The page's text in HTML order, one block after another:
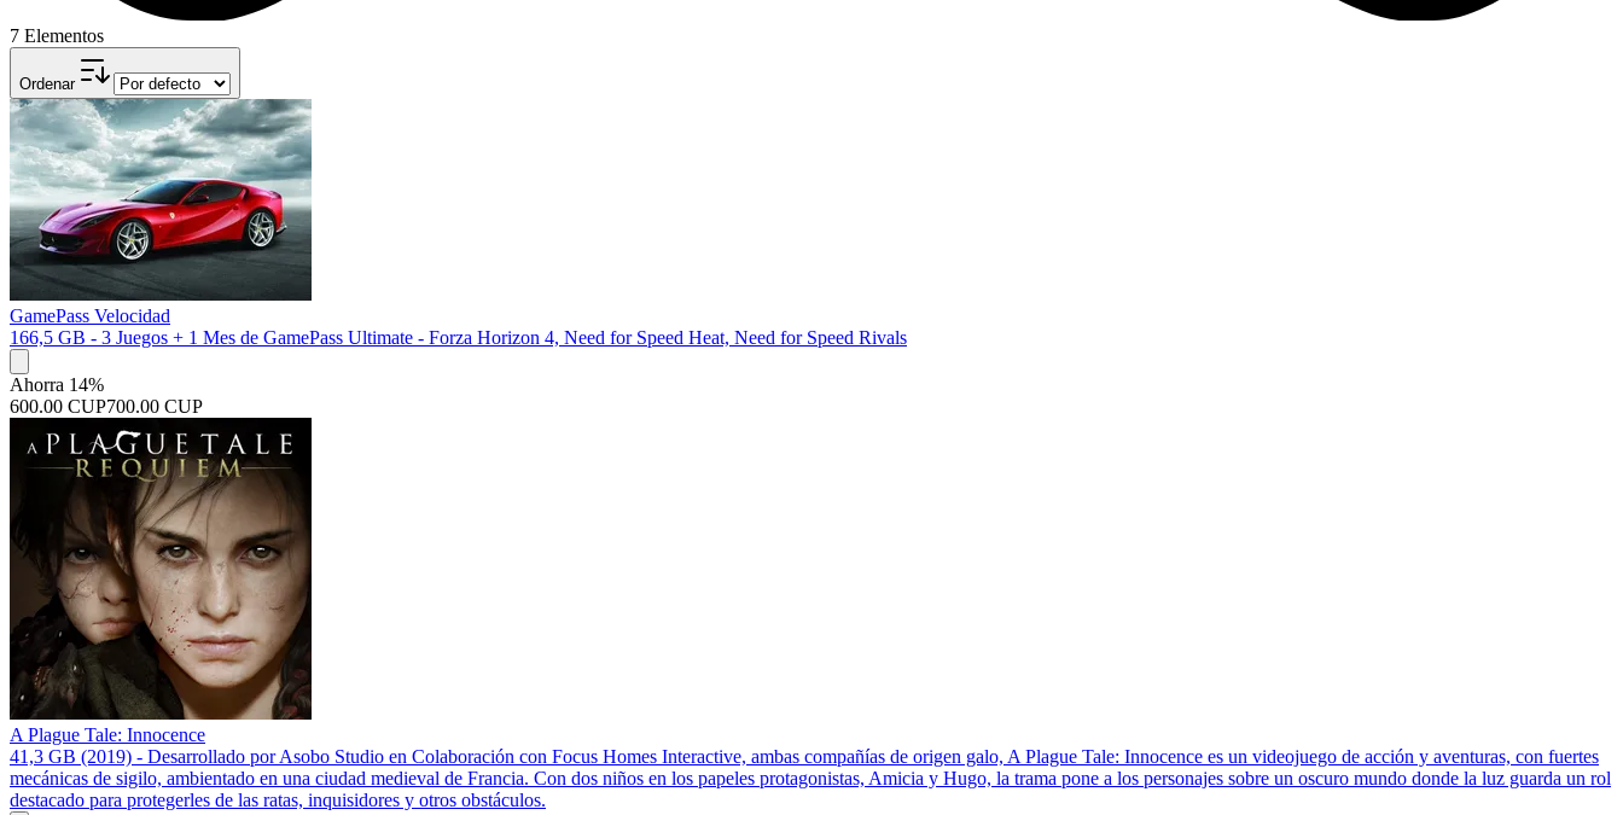
7 Elementos
Ordenar
GamePass Velocidad
166,5 GB - 3 Juegos + 1 Mes de GamePass Ultimate - Forza Horizon 4, Need for Speed Heat, Need for Speed Rivals
Ahorra 14%
600.00 CUP700.00 CUP
A Plague Tale: Innocence
41,3 GB (2019) - Desarrollado por Asobo Studio en Colaboración con Focus Homes Interactive, ambas compañías de origen galo, A Plague Tale: Innocence es un videojuego de acción y aventuras, con fuertes
mecánicas de sigilo, ambientado en una ciudad medieval de Francia. Con dos niños en los papeles protagonistas, Amicia y Hugo, la trama pone a los personajes sobre un oscuro mundo donde la luz guarda un rol
destacado para protegerles de las ratas, inquisidores y otros obstáculos.